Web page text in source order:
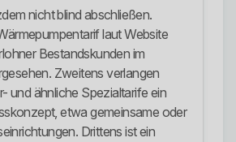
nicht blind abschließen.
laut Website
Bestandskunden im
Zweitens verlangen
und ähnliche Spezialtarife ein
etwa gemeinsame oder
Drittens ist ein